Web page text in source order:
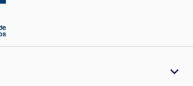
expand_more